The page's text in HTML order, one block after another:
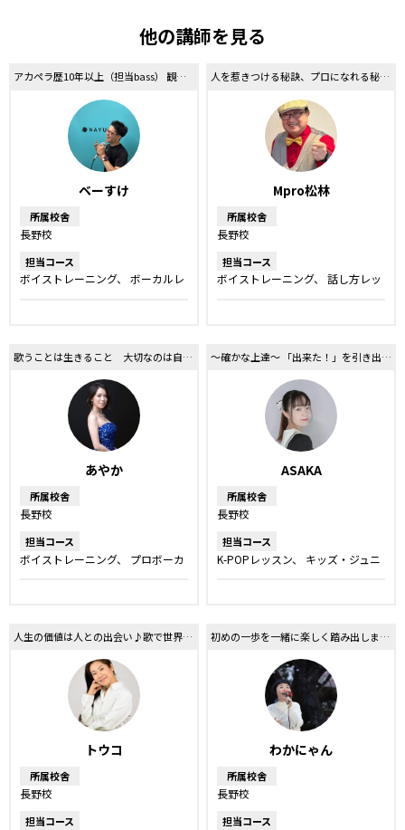
他の講師を見る
アカペラ歴10年以上（担当bass） 観客の心と身体に重低音を響かせる
ベーすけ
所属校舎
長野校
担当コース
ボイストレーニング
ボーカルレ
人を惹きつける秘訣、プロになれる秘訣教えます！
Mpro松林
所属校舎
長野校
担当コース
ボイストレーニング
話し方レッ
歌うことは生きること 大切なのは自分らしさ♪
あやか
所属校舎
長野校
担当コース
ボイストレーニング
プロボーカ
〜確かな上達〜 「出来た！」を引き出すオリジナルレッスン
ASAKA
所属校舎
長野校
担当コース
K-POPレッスン
キッズ・ジュニ
人生の価値は人との出会い♪歌で世界を広げましょう！
トウコ
所属校舎
長野校
担当コース
初めの一歩を一緒に楽しく踏み出しましょう
わかにゃん
所属校舎
長野校
担当コース